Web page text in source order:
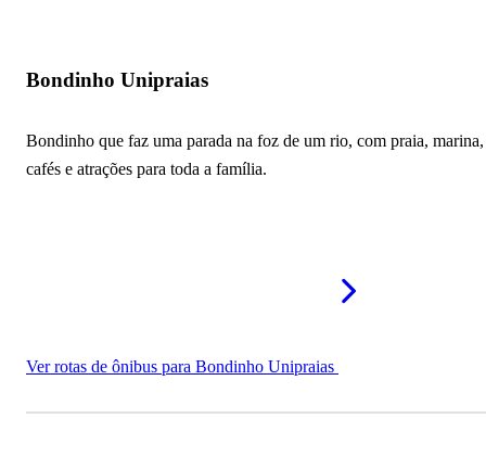
Bondinho Unipraias
Bondinho que faz uma parada na foz de um rio, com praia, marina,
cafés e atrações para toda a família.
Ver rotas de ônibus para Bondinho Unipraias